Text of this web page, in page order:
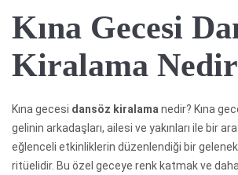
Kına Gecesi
Kiralama
Kına gecesi dansöz kiralama nedir? Kına
gelinin arkadaşları, ailesi ve yakınları ile bir
eğlenceli etkinliklerin düzenlendiği bir
ritüelidir. Bu özel geceye renk katmak ve